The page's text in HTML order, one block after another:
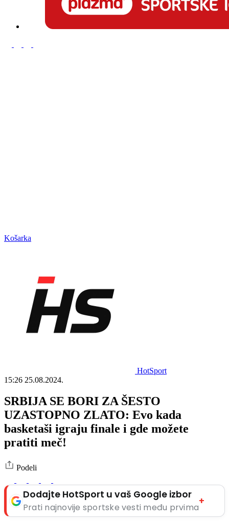
Košarka
HotSport
15:26 25.08.2024.
SRBIJA SE BORI ZA ŠESTO
UZASTOPNO ZLATO: Evo kada
basketaši igraju finale i gde možete
pratiti meč!
Podeli
Dodajte HotSport u vaš Google izbor
Prati najnovije sportske vesti među prvima
+